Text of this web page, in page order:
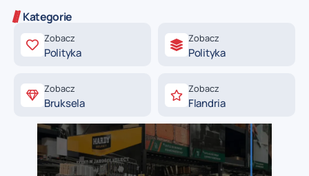
Kategorie
Zobacz
Polityka
Zobacz
Polityka
Zobacz
Bruksela
Zobacz
Flandria